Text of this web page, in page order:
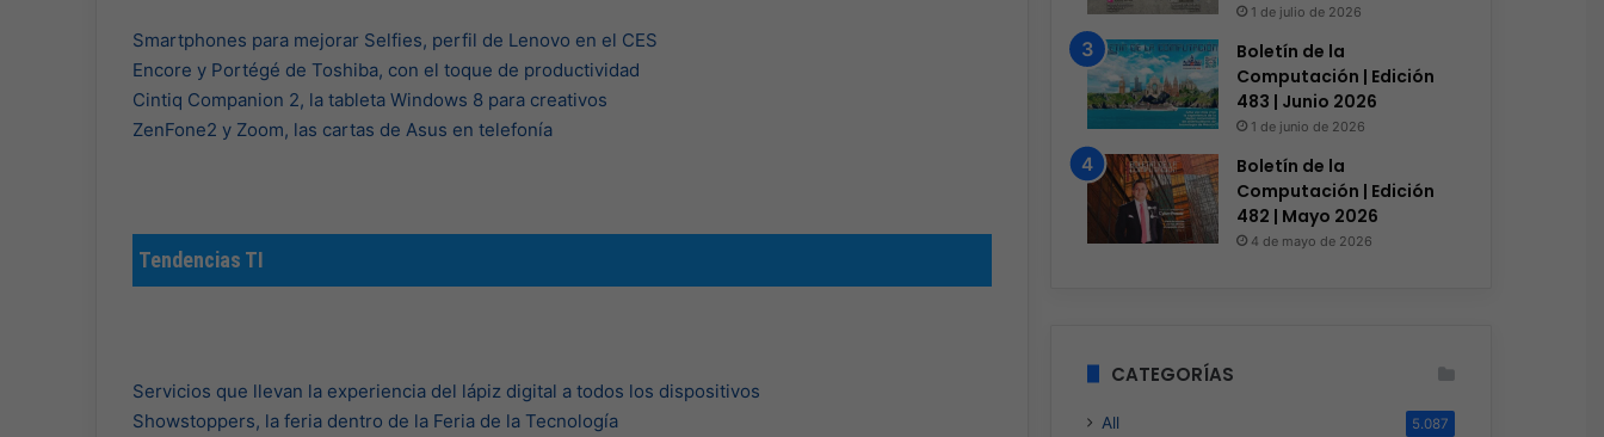
Smartphones para mejorar Selfies, perfil de Lenovo en el CES
Encore y Portégé de Toshiba, con el toque de productividad
Cintiq Companion 2, la tableta Windows 8 para creativos
ZenFone2 y Zoom, las cartas de Asus en telefonía
Tendencias TI
Servicios que llevan la experiencia del lápiz digital a todos los dispositivos
Showstoppers, la feria dentro de la Feria de la Tecnología
1 de julio de 2026
Boletín de la
Computación | Edición
483 | Junio 2026
1 de junio de 2026
Boletín de la
Computación | Edición
482 | Mayo 2026
4 de mayo de 2026
CATEGORÍAS
All 5.087